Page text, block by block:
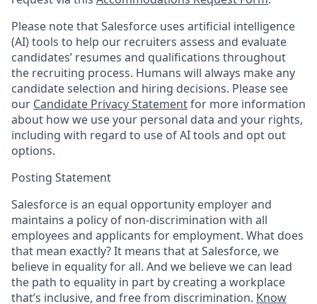
Please note that Salesforce uses artificial intelligence
(AI) tools to help our recruiters assess and evaluate
candidates’ resumes and qualifications throughout
the recruiting process. Humans will always make any
candidate selection and hiring decisions. Please see
our Candidate Privacy Statementfor more information
about how we use your personal data and your rights,
including with regard to use of AI tools and opt out
options.
Posting Statement
Salesforce is an equal opportunity employer and
maintains a policy of non-discrimination with all
employees and applicants for employment. What does
that mean exactly? It means that at Salesforce, we
believe in equality for all. And we believe we can lead
the path to equality in part by creating a workplace
that’s inclusive, and free from discrimination. Know